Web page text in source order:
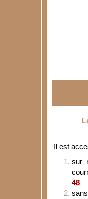
Il est
sur
48